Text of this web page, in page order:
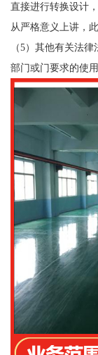
直接进行转换设计
从严格意义上讲，
（5）其他有关法
部门或门要求的使